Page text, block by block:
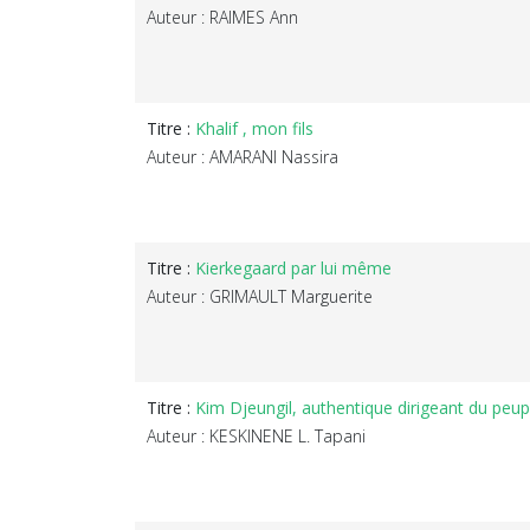
Auteur : RAIMES Ann
Titre : Khalif , mon fils
Auteur : AMARANI Nassira
Titre : Kierkegaard par lui même
Auteur : GRIMAULT Marguerite
Titre : Kim Djeungil, authentique dirigeant du
Auteur : KESKINENE L. Tapani